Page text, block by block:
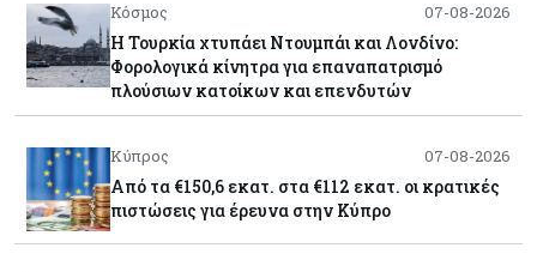
Κόσμος 07-08-2026
Η Τουρκία χτυπάει Ντουμπάι και Λονδίνο:
Φορολογικά κίνητρα για επαναπατρισμό
πλούσιων κατοίκων και επενδυτών
Κύπρος 07-08-2026
Από τα €150,6 εκατ. στα €112 εκατ. οι κρατικές
πιστώσεις για έρευνα στην Κύπρο